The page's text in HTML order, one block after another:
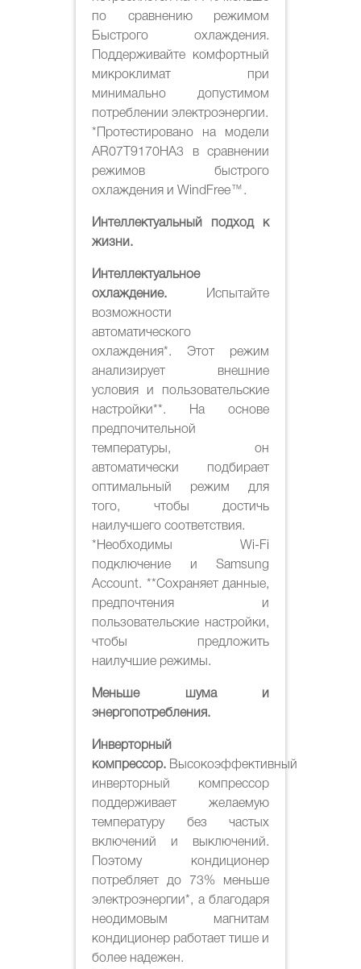
по сравнению режимом
Быстрого охлаждения.
Поддерживайте комфортный
микроклимат при
минимально допустимом
потреблении электроэнергии.
*Протестировано на модели
AR07T9170HA3 в сравнении
режимов быстрого
охлаждения и WindFree™.
Интеллектуальный подход к
жизни.
Интеллектуальное
охлаждение.
Испытайте
возможности
автоматического
охлаждения*. Этот режим
анализирует внешние
условия и пользовательские
настройки**. На основе
предпочительной
температуры, он
автоматически подбирает
оптимальный режим для
того, чтобы достичь
наилучшего соответствия.
*Необходимы Wi-Fi
подключение и Samsung
Account. **Сохраняет данные,
предпочтения и
пользовательские настройки,
чтобы предложить
наилучшие режимы.
Меньше шума и
энергопотребления.
Инверторный
компрессор. Высокоэффективный
инверторный компрессор
поддерживает желаемую
температуру без частых
включений и выключений.
Поэтому кондиционер
потребляет до 73% меньше
электроэнергии*, а благодаря
неодимовым магнитам
кондиционер работает тише и
более надежен.